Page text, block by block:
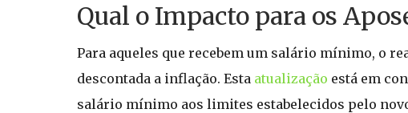
Qual o Impacto para os
Para aqueles que recebem um salário mínimo, o
descontada a inflação. Esta atualização está em
salário mínimo aos limites estabelecidos pelo